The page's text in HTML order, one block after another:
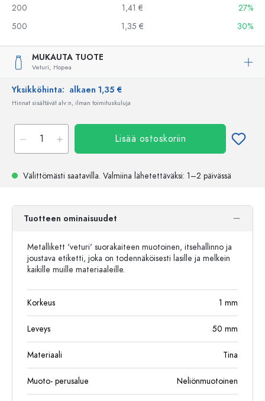
200
1,41 €
27%
500
1,35 € 30%
MUKAUTA TUOTE
Veturi, Hopea
Yksikköhinta: alkaen 1,35 €
Hinnat sisältävät alv:n, ilman toimituskuluja
Lisää ostoskoriin
Välittömästi saatavilla. Valmiina lähetettäväksi: 1–2 päivässä
Tuotteen ominaisuudet
Metallikett 'veturi' suorakaiteen muotoinen, itsehallinno ja
joustava etiketti, joka on todennäköisesti lasille ja melkein
kaikille muille materiaaleille.
Korkeus 1 mm
Leveys 50 mm
Materiaali Tina
Muoto- perusalue Neliönmuotoinen